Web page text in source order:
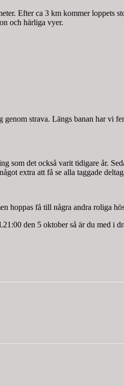
Efter ca 3 km kommer loppets
och härliga vyer.
strava. Längs banan har vi
det också varit tidigare år.
extra att få se alla taggade
hoppas få till några andra roliga
den 5 oktober så är du med i